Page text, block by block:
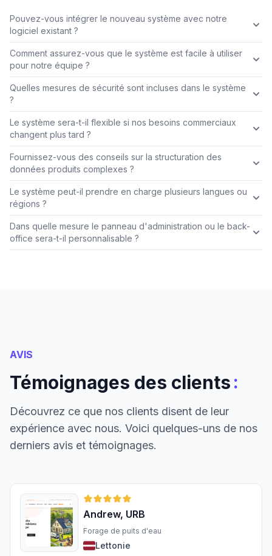
Pouvez-vous intégrer le nouveau système avec notre
logiciel existant ?
Comment assurez-vous que le système est facile à utiliser
pour notre équipe ?
Quelles mesures de sécurité sont incluses dans le système
?
Le système sera-t-il flexible si nos besoins commerciaux
changent plus tard ?
Fournissez-vous des conseils sur la structuration des
données produits complexes ?
Le système peut-il prendre en charge plusieurs langues ou
régions ?
Dans quelle mesure le panneau d'administration ou le back-
office sera-t-il personnalisable ?
AVIS
Témoignages des clients:
Découvrez ce que nos clients disent de leur
expérience avec nous. Voici quelques-uns de nos
derniers avis et témoignages.
Andrew, URB
Forage de puits d'eau
Lettonie